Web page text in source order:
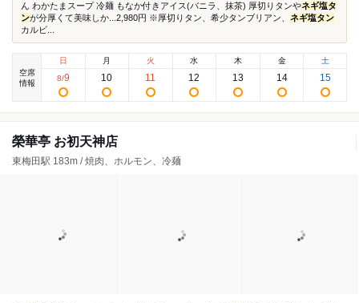
ん わかたまスープ 冷麺 もなか付きアイス(バニラ、抹茶) 厚切りタンやネギ塩タ
ンが分厚くて美味しか...2,980円 ※厚切りタン、希少タンブリアン、 ネギ塩タン
カルビ...
空席
情報
日
8/9
月
10
火
11
水
12
木
13
金
14
土
15
榮華亭 お初天神店
東梅田駅 183m / 焼肉、ホルモン、冷麺